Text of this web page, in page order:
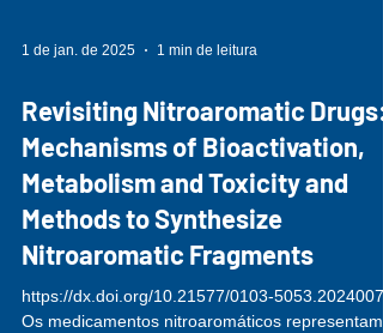
1 de jan. de 2025 1 min de leitura
Revisiting Nitroaromatic Drugs:
Mechanisms of Bioactivation,
Metabolism and Toxicity and
Methods to Synthesize
Nitroaromatic Fragments